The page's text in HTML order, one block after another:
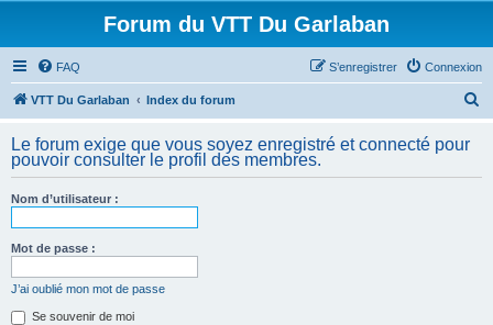
Forum du VTT Du Garlaban
FAQ Connexion
S’enregistrer
VTT Du Garlaban Index du forum
h
Le forum exige que vous soyez enregistré et connecté pour
pouvoir consulter le profil des membres.
Nom d’utilisateur :
Mot de passe :
J’ai oublié mon mot de passe
Se souvenir de moi